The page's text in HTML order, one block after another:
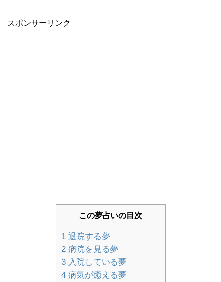
スポンサーリンク
この夢占いの目次
1退院する夢
2病院を見る夢
3入院している夢
4病気が癒える夢